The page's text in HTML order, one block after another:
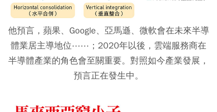
他預言，蘋果、Google、亞馬遜、微軟會在未來半導
體業居主導地位⋯⋯；2020年以後，雲端服務商在
半導體產業的角色會至關重要。對照如今產業發展，
預言正在發生中。